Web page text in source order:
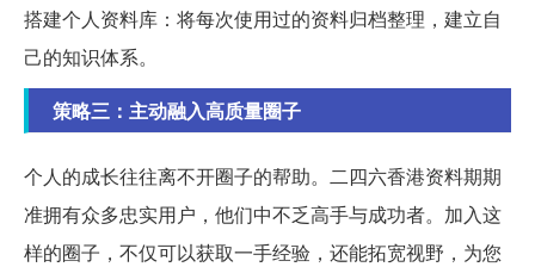
搭建个人资料库：将每次使用过的资料归档整理，建立自
己的知识体系。
策略三：主动融入高质量圈子
个人的成长往往离不开圈子的帮助。二四六香港资料期期
准拥有众多忠实用户，他们中不乏高手与成功者。加入这
样的圈子，不仅可以获取一手经验，还能拓宽视野，为您